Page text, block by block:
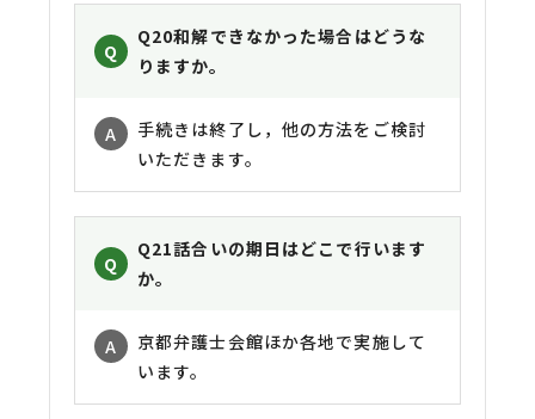
Q20和解できなかった場合はどうな
りますか。
手続きは終了し，他の方法をご検討
いただきます。
Q21話合いの期日はどこで行います
か。
京都弁護士会館ほか各地で実施して
います。